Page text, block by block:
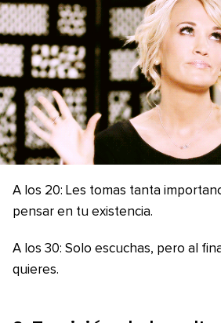
A los 20: Les tomas tanta
pensar en tu existencia.
A los 30: Solo escuchas, pero al
quieres.